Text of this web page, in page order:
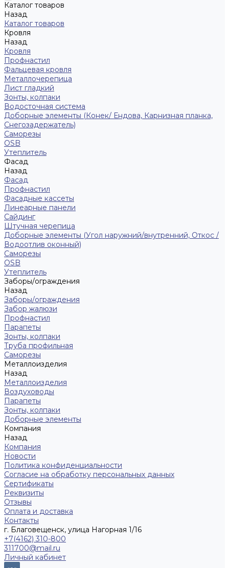
Каталог товаров
Назад
Каталог товаров
Кровля
Назад
Кровля
Профнастил
Фальцевая кровля
Металлочерепица
Лист гладкий
Зонты, колпаки
Водосточная система
Доборные элементы (Конек/ Ендова, Карнизная планка,
Снегозадержатель)
Саморезы
ОSB
Утеплитель
Фасад
Назад
Фасад
Профнастил
Фасадные кассеты
Линеарные панели
Сайдинг
Штучная черепица
Доборные элементы (Угол наружний/внутренний, Откос /
Водоотлив оконный)
Саморезы
OSB
Утеплитель
Заборы/ограждения
Назад
Заборы/ограждения
Забор жалюзи
Профнастил
Парапеты
Зонты, колпаки
Труба профильная
Саморезы
Металлоизделия
Назад
Металлоизделия
Воздуховоды
Парапеты
Зонты, колпаки
Доборные элементы
Компания
Назад
Компания
Новости
Политика конфиденциальности
Согласие на обработку персональных данных
Сертификаты
Реквизиты
Отзывы
Оплата и доставка
Контакты
г. Благовещенск, улица Нагорная 1/16
+7(4162) 310-800
311700@mail.ru
Личный кабинет